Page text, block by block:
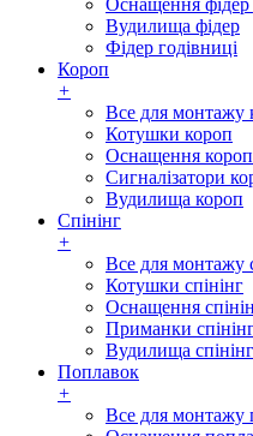
Оснащення фідер
Вудилища фідер
Фідер годівниці
Короп
+
Все для монтажу
Котушки короп
Оснащення короп
Сигналізатори
Вудилища короп
Спінінг
+
Все для монтажу
Котушки спінінг
Оснащення
Приманки
Вудилища спінінг
Поплавок
+
Все для монтажу